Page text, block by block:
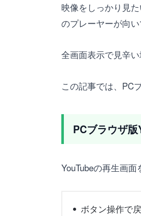
映像をしっかり見
のプレーヤーが向い
全画面表示で見辛
この記事では、PC
PCブラウザ
YouTubeの再生画
ボタン操作で